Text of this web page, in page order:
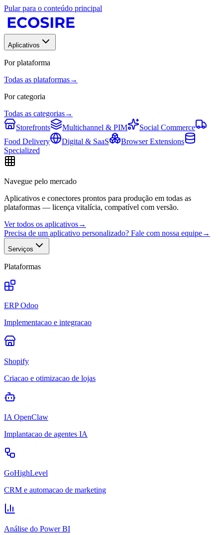
Pular para o conteúdo principal
Aplicativos
Por plataforma
Todas as plataformas→
Por categoria
Todas as categorias→
Storefronts
Multichannel & PIM
Social Commerce
Food Delivery
Digital & SaaS
Browser Extensions
Specialized
Navegue pelo mercado
Aplicativos e conectores prontos para produção em todas as
plataformas — licença vitalícia, compatível com versão.
Ver todos os aplicativos→
Precisa de um aplicativo personalizado? Fale com nossa equipe→
Serviços
Plataformas
ERP Odoo
Implementacao e integracao
Shopify
Criacao e otimizacao de lojas
IA OpenClaw
Implantacao de agentes IA
GoHighLevel
CRM e automacao de marketing
Análise do Power BI